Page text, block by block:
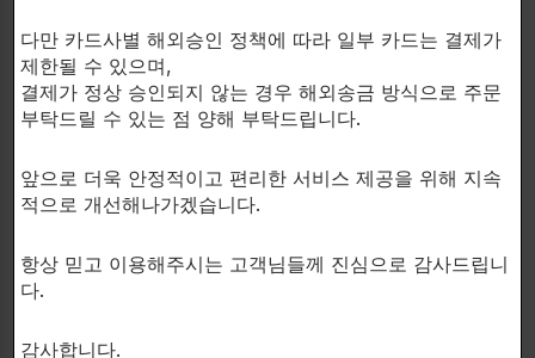
lipid profiles.
The long half-life of approximately 15 to 20 hours means
that you only need to use it once a day.
Directions:
연관 상품
다만 카드사별 해외승인 정책에 따라 일부 카드는 결제가
제한될 수 있으며,
결제가 정상 승인되지 않는 경우 해외송금 방식으로 주문
부탁드릴 수 있는 점 양해 부탁드립니다.
앞으로 더욱 안정적이고 편리한 서비스 제공을 위해 지속
적으로 개선해나가겠습니다.
항상 믿고 이용해주시는 고객님들께 진심으로 감사드립니
다.
감사합니다.